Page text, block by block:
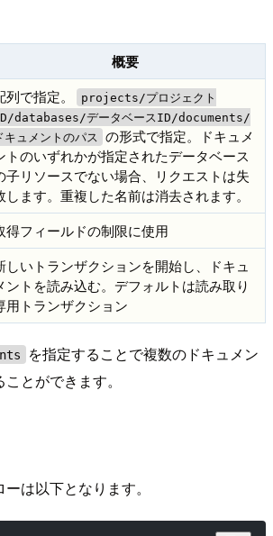
概要
列で指定。
projects/プロジェクト
databases/データベースID/documents/
キュメントのパス
の形式で指定。ドキュメ
トのいずれかが指定されたデータベース
子リソースでない場合、リクエストは失
します。重複した名前は消去されます。
得フィールドの制限に使用
しいトランザクションを開始し、ドキュ
ントを読み込む。デフォルトは読み取り
用トランザクション
を指定することで複数のドキュメン
とができます。
は以下となります。